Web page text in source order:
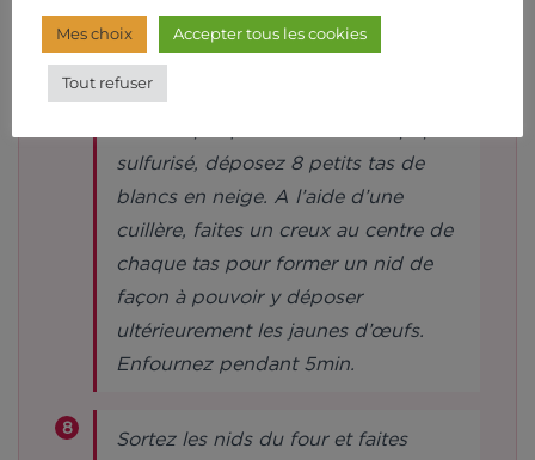
Sortez le crumble au bacon du four
et réservez.
sulfurisé, déposez 8 petits tas de
blancs en neige. A l’aide d’une
cuillère, faites un creux au centre de
chaque tas pour former un nid de
façon à pouvoir y déposer
ultérieurement les jaunes d’œufs.
Enfournez pendant 5min.
Sortez les nids du four et faites
Mes choix Accepter tous les cookies
Tout refuser